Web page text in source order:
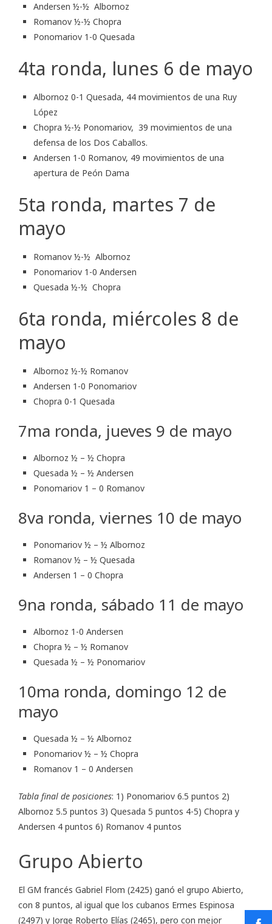
Andersen ½-½ Albornoz
Romanov ½-½ Chopra
Ponomariov 1-0 Quesada
4ta ronda, lunes 6 de mayo
Albornoz 0-1 Quesada, 44 movimientos de una Ruy
López
Chopra ½-½ Ponomariov, 39 movimientos de una
defensa de los Dos Caballos.
Andersen 1-0 Romanov, 49 movimientos de una
apertura de Peón Dama
5ta ronda, martes 7 de
mayo
Romanov ½-½ Albornoz
Ponomariov 1-0 Andersen
Quesada ½-½ Chopra
6ta ronda, miércoles 8 de
mayo
Albornoz ½-½ Romanov
Andersen 1-0 Ponomariov
Chopra 0-1 Quesada
7ma ronda, jueves 9 de mayo
Albornoz ½ – ½ Chopra
Quesada ½ – ½ Andersen
Ponomariov 1 – 0 Romanov
8va ronda, viernes 10 de mayo
Ponomariov ½ – ½ Albornoz
Romanov ½ – ½ Quesada
Andersen 1 – 0 Chopra
9na ronda, sábado 11 de mayo
Albornoz 1-0 Andersen
Chopra ½ – ½ Romanov
Quesada ½ – ½ Ponomariov
10ma ronda, domingo 12 de
mayo
Quesada ½ – ½ Albornoz
Ponomariov ½ – ½ Chopra
Romanov 1 – 0 Andersen
Tabla final de posiciones: 1) Ponomariov 6.5 puntos 2)
Albornoz 5.5 puntos 3) Quesada 5 puntos 4-5) Chopra y
Andersen 4 puntos 6) Romanov 4 puntos
Grupo Abierto
El GM francés Gabriel Flom (2425) ganó el grupo Abierto,
con 8 puntos, al igual que los cubanos Ermes Espinosa
(2497) y Jorge Roberto Elías (2465), pero con mejor